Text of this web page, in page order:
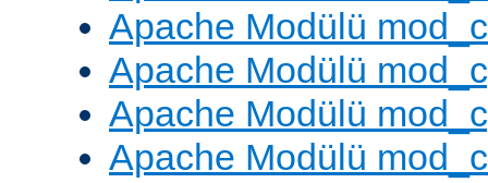
Apache Modülü
Apache Modülü
Apache Modülü
Apache Modülü